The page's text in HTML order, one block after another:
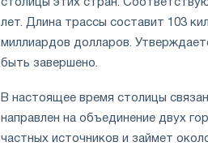
столицы этих стран.
лет. Длина трассы составит 103
миллиардов долларов.
быть завершено.
В настоящее время столицы
направлен на объединение двух
частных источников и займет